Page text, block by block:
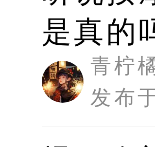
是真的
青柠
发布